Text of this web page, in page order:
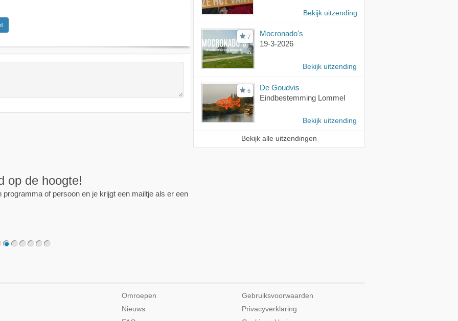
Bekijk uitzending
7
Mocronado's
19-3-2026
Bekijk uitzending
6
De Goudvis
Eindbestemming Lommel
Bekijk uitzending
Bekijk alle uitzendingen
op de hoogte!
programma of persoon en je krijgt een mailtje als er een
Omroepen
Nieuws
Gebruiksvoorwaarden
Privacyverklaring